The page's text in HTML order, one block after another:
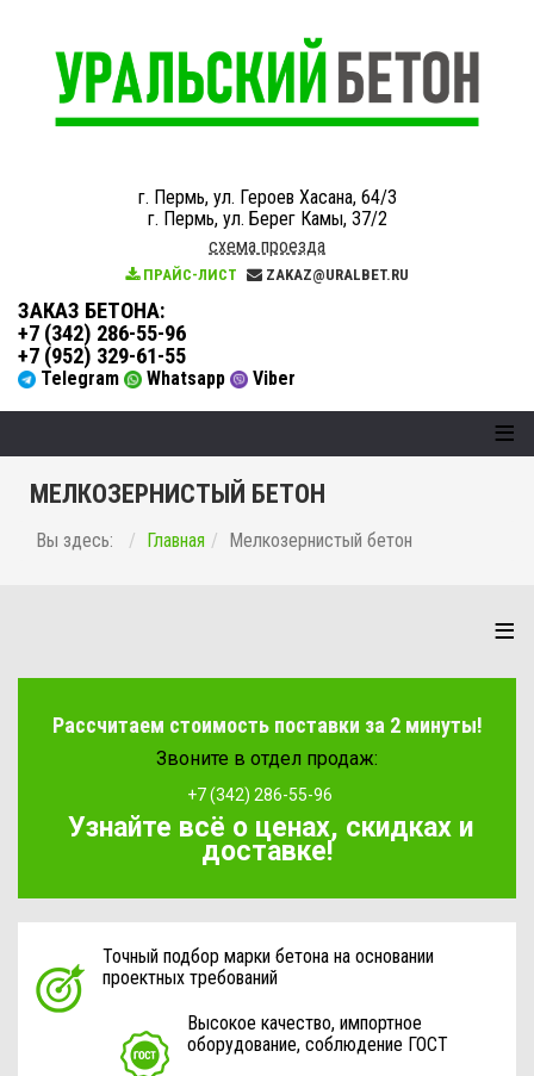
г. Пермь, ул. Героев Хасана, 64/3
г. Пермь, ул. Берег Камы, 37/2
схема проезда
ПРАЙС-ЛИСТ ZAKAZ@URALBET.RU
ЗАКАЗ БЕТОНА:
+7 (342) 286-55-96
+7 (952) 329-61-55
Telegram Whatsapp Viber
≡
МЕЛКОЗЕРНИСТЫЙ БЕТОН
Вы здесь: Главная Мелкозернистый бетон
≡
Рассчитаем стоимость поставки за 2 минуты!
Звоните в отдел продаж:
+7 (342) 286-55-96
Узнайте всё о ценах, скидках и
доставке!
Точный подбор марки бетона на основании
проектных требований
Высокое качество, импортное
оборудование, соблюдение ГОСТ